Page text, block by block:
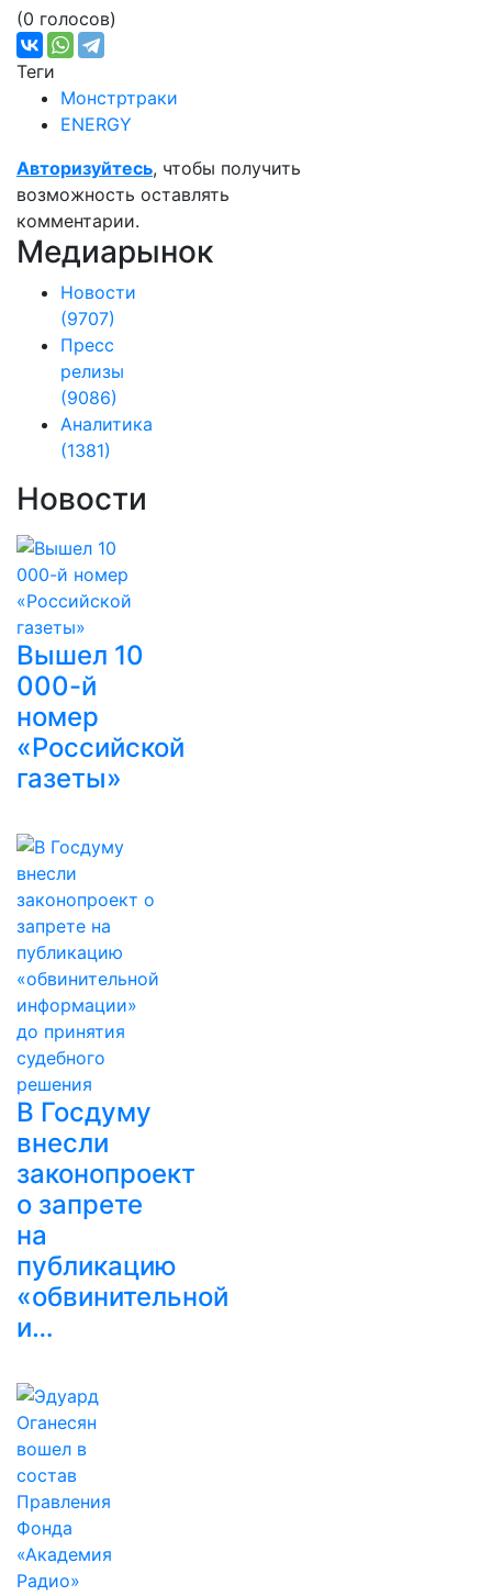
(0 голосов)
Теги
Монстртраки
ENERGY
Авторизуйтесь, чтобы получить
возможность оставлять
комментарии.
Медиарынок
Новости
(9707)
Пресс
релизы
(9086)
Аналитика
(1381)
Новости
Вышел 10
000-й
номер
«Российской
газеты»
В Госдуму
внесли
законопроект
о запрете
на
публикацию
«обвинительной
и…